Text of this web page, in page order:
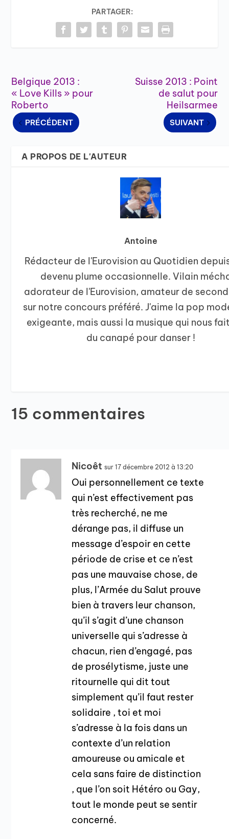
PARTAGER:
Belgique 2013 :
« Love Kills » pour
Roberto
PRÉCÉDENT
Suisse 2013 : Point
de salut pour
Heilsarmee
SUIVANT
A PROPOS DE L'AUTEUR
Antoine
Rédacteur de l'Eurovision au Quotidien
devenu plume occasionnelle. Vilain
adorateur de l'Eurovision, amateur de
sur notre concours préféré. J'aime la pop
exigeante, mais aussi la musique qui nous
du canapé pour danser !
15 commentaires
Nicoêt sur 17 décembre 2012 à 13:20
Oui personnellement ce texte
qui n’est effectivement pas
très recherché, ne me
dérange pas, il diffuse un
message d’espoir en cette
période de crise et ce n’est
pas une mauvaise chose, de
plus, l’Armée du Salut prouve
bien à travers leur chanson,
qu’il s’agit d’une chanson
universelle qui s’adresse à
chacun, rien d’engagé, pas
de prosélytisme, juste une
ritournelle qui dit tout
simplement qu’il faut rester
solidaire , toi et moi
s’adresse à la fois dans un
contexte d’un relation
amoureuse ou amicale et
cela sans faire de distinction
, que l’on soit Hétéro ou Gay,
tout le monde peut se sentir
concerné.